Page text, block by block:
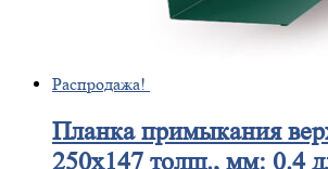
Распродажа!
Планкапримыкания
250х147 толщ., мм: 0.4